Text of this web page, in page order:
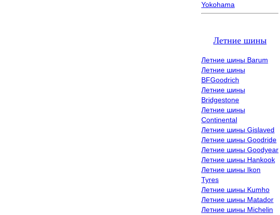
Yokohama
Летние шины
Летние шины Barum
Летние шины
BFGoodrich
Летние шины
Bridgestone
Летние шины
Continental
Летние шины Gislaved
Летние шины Goodride
Летние шины Goodyear
Летние шины Hankook
Летние шины Ikon
Tyres
Летние шины Kumho
Летние шины Matador
Летние шины Michelin